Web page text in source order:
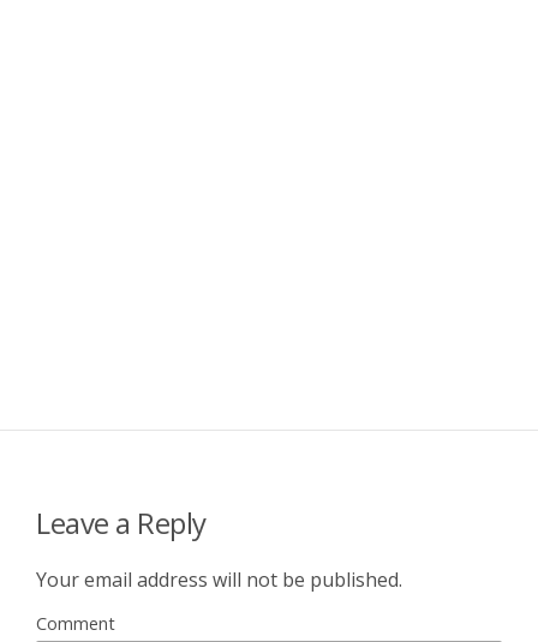
Leave a Reply
Your email address will not be published.
Comment